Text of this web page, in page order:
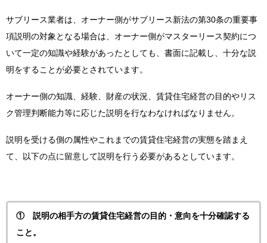
サブリース業者は、オーナー側がサブリース新法の第30条の重要事
項説明の対象となる場合は、オーナー側がマスターリース契約につ
いて一定の知識や経験があったとしても、書面に記載し、十分な説
明をすることが必要とされています。
オーナー側の知識、経験、財産の状況、賃貸住宅経営の目的やリス
ク管理判断能力等に応じた説明を行なわなければなりません。
説明を受ける側の属性やこれまでの賃貸住宅経営の実態を踏まえ
て、以下の点に留意して説明を行う必要があるとしています。
① 説明の相手方の賃貸住宅経営の目的・意向を十分確認する
こと。